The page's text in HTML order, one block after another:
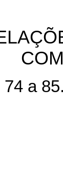
a 85.